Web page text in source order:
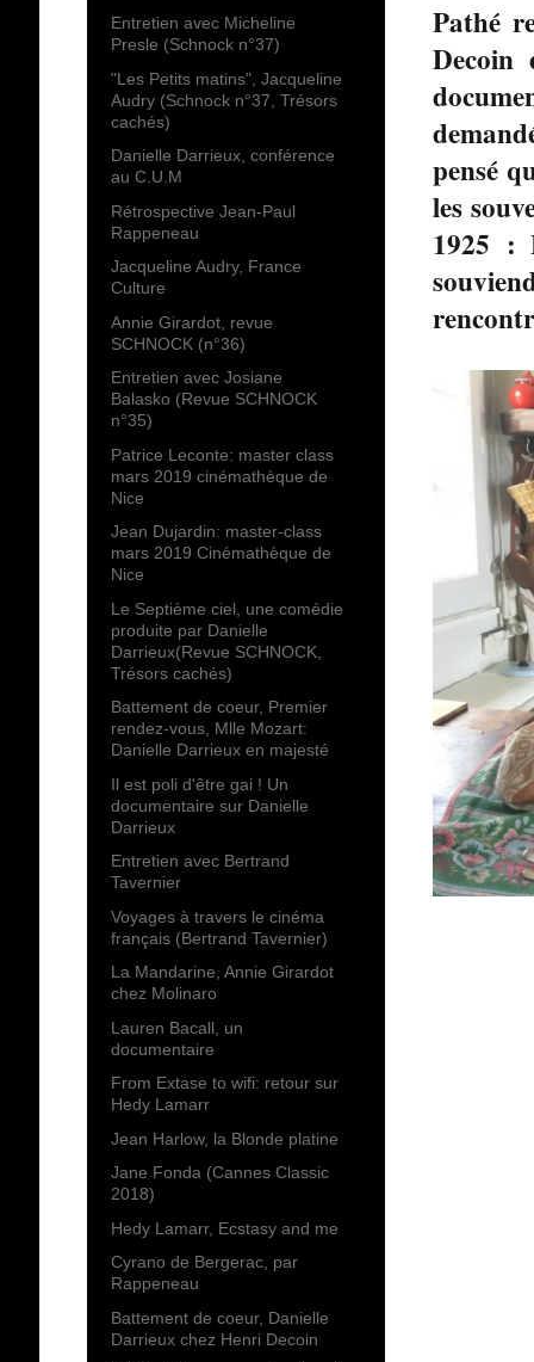
Pathé
Decoin
pensé
les
1925 :
Entretien avec Micheline
Presle (Schnock n°37)
"Les Petits matins", Jacqueline
Audry (Schnock n°37, Trésors
cachés)
Danielle Darrieux, conférence
au C.U.M
Rétrospective Jean-Paul
Rappeneau
Jacqueline Audry, France
Culture
Annie Girardot, revue
SCHNOCK (n°36)
Entretien avec Josiane
Balasko (Revue SCHNOCK
n°35)
Patrice Leconte: master class
mars 2019 cinémathèque de
Nice
Jean Dujardin: master-class
mars 2019 Cinémathèque de
Nice
Le Septième ciel, une comédie
produite par Danielle
Darrieux(Revue SCHNOCK,
Trésors cachés)
Battement de coeur, Premier
rendez-vous, Mlle Mozart:
Danielle Darrieux en majesté
Il est poli d'être gai ! Un
documentaire sur Danielle
Darrieux
Entretien avec Bertrand
Tavernier
Voyages à travers le cinéma
français (Bertrand Tavernier)
La Mandarine, Annie Girardot
chez Molinaro
Lauren Bacall, un
documentaire
From Extase to wifi: retour sur
Hedy Lamarr
Jean Harlow, la Blonde platine
Jane Fonda (Cannes Classic
2018)
Hedy Lamarr, Ecstasy and me
Cyrano de Bergerac, par
Rappeneau
Battement de coeur, Danielle
Darrieux chez Henri Decoin